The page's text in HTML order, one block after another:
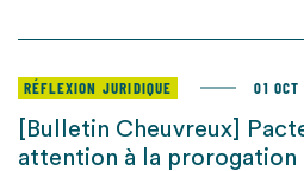
RÉFLEXION JURIDIQUE 01
[Bulletin Cheuvreux]
attention à la prorogation